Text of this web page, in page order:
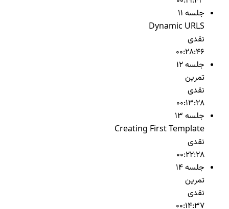
جلسه 11
Dynamic URLS
نقدی
00:28:46
جلسه 12
تمرین
نقدی
00:13:28
جلسه 13
Creating First Template
نقدی
00:22:28
جلسه 14
تمرین
نقدی
00:14:37